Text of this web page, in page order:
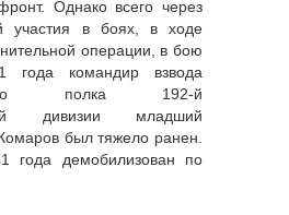
Однако всего через
участия в боях, в ходе
операции, в бою
командир взвода
полка 192-й
дивизии младший
был тяжело ранен.
года демобилизован по